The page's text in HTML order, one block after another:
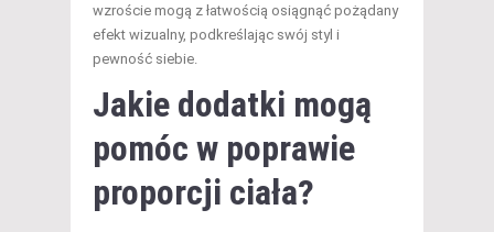
wzroście mogą z łatwością osiągnąć pożądany
efekt wizualny, podkreślając swój styl i
pewność siebie.
Jakie dodatki mogą
pomóc w poprawie
proporcji ciała?